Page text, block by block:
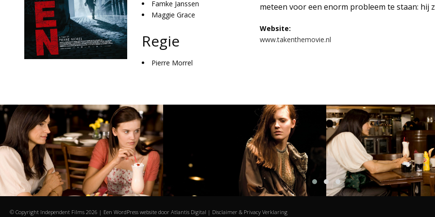
Famke Janssen
Maggie Grace
Regie
Pierre Morrel
meteen voor een enorm probleem te staan: hij
Website:
www.takenthemovie.nl
© Copyright Independent Films 2026 | Een WordPress website door Atlantis Digital | Disclaimer & Privacy Verklaring